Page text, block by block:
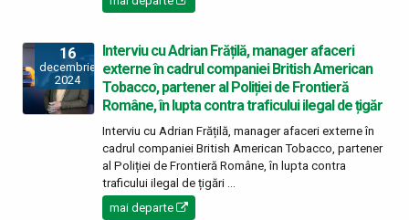
16
decembrie
2024
Interviu cu Adrian Frățilă, manager afaceri
externe în cadrul companiei British American
Tobacco, partener al Poliției de Frontieră
Române, în lupta contra traficului ilegal de țigăr
Interviu cu Adrian Frățilă, manager afaceri externe în
cadrul companiei British American Tobacco, partener
al Poliției de Frontieră Române, în lupta contra
traficului ilegal de țigări ...
mai departe